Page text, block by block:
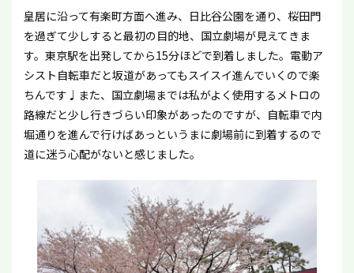
皇居に沿って有楽町方面へ進み、日比谷公園を通り、桜田門
を過ぎて少しすると最初の目的地、国立劇場が見えてきま
す。東京駅を出発してから15分ほどで到着しました。電動ア
シスト自転車だと坂道があってもスイスイ進んでいくので楽
ちんです♩また、国立劇場までは私がよく使用するメトロの
路線だと少し行きづらい印象があったのですが、自転車で内
堀通りを進んで行けばあっというまに劇場前に到着するので
道に迷う心配がないと感じました。